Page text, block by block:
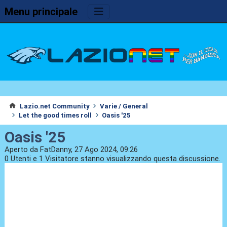
Menu principale
Lazio.net Community
Varie / General
Let the good times roll
Oasis '25
Oasis '25
Aperto da FatDanny, 27 Ago 2024, 09:26
0 Utenti e 1 Visitatore stanno visualizzando questa discussione.